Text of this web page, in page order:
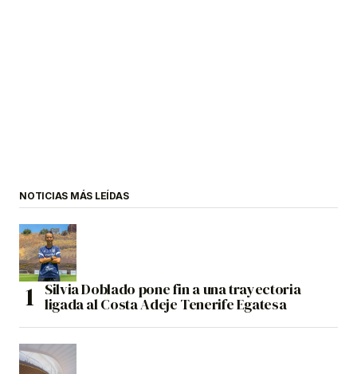
NOTICIAS MÁS LEÍDAS
Silvia Doblado pone fin a una trayectoria
ligada al Costa Adeje Tenerife Egatesa